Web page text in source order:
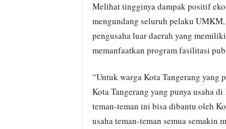
Melihat tingginya dampak positif
mengundang seluruh pelaku
pengusaha luar daerah yang
memanfaatkan program fasilitasi
“Untuk warga Kota Tangerang yang
Kota Tangerang yang punya usaha
teman-teman ini bisa dibantu oleh
usaha teman-teman semua semakin